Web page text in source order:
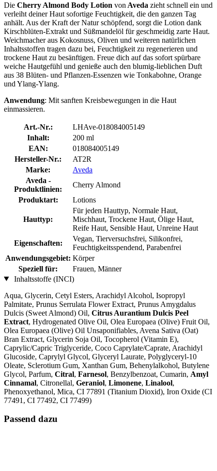
Die Cherry Almond Body Lotion von Aveda zieht schnell ein und
verleiht deiner Haut sofortige Feuchtigkeit, die den ganzen Tag
anhält. Aus der Kraft der Natur schöpfend, sorgt die Lotion dank
Kirschblüten-Extrakt und Süßmandelöl für geschmeidig zarte Haut.
Weichmacher aus Kokosnuss, Oliven und weiteren natürlichen
Inhaltsstoffen tragen dazu bei, Feuchtigkeit zu regenerieren und
trockene Haut zu besänftigen. Freue dich auf das sofort spürbare
weiche Hautgefühl und genieße auch den blumig-lieblichen Duft
aus 38 Blüten- und Pflanzen-Essenzen wie Tonkabohne, Orange
und Ylang-Ylang.
Anwendung: Mit sanften Kreisbewegungen in die Haut
einmassieren.
Art.-Nr.:
LHAve-018084005149
Inhalt:
200 ml
EAN:
018084005149
Hersteller-Nr.:
AT2R
Marke:
Aveda
Aveda -
Produktlinien:
Cherry Almond
Produktart:
Lotions
Hauttyp:
Für jeden Hauttyp, Normale Haut,
Mischhaut, Trockene Haut, Ölige Haut,
Reife Haut, Sensible Haut, Unreine Haut
Eigenschaften:
Vegan, Tierversuchsfrei, Silikonfrei,
Feuchtigkeitsspendend, Parabenfrei
Anwendungsgebiet: Körper
Speziell für:
Frauen, Männer
Inhaltsstoffe (INCI)
Aqua, Glycerin, Cetyl Esters, Arachidyl Alcohol, Isopropyl
Palmitate, Prunus Serrulata Flower Extract, Prunus Amygdalus
Dulcis (Sweet Almond) Oil, Citrus Aurantium Dulcis Peel
Extract, Hydrogenated Olive Oil, Olea Europaea (Olive) Fruit Oil,
Olea Europaea (Olive) Oil Unsaponifiables, Avena Sativa (Oat)
Bran Extract, Glycerin Soja Oil, Tocopherol (Vitamin E),
Caprylic/Capric Triglyceride, Coco Caprylate/Caprate, Arachidyl
Glucoside, Caprylyl Glycol, Glyceryl Laurate, Polyglyceryl-10
Oleate, Sclerotium Gum, Xanthan Gum, Behenylalkohol, Butylene
Glycol, Parfum, Citral, Farnesol, Benzylbenzoat, Cumarin, Amyl
Cinnamal, Citronellal, Geraniol, Limonene, Linalool,
Phenoxyethanol, Mica, CI 77891 (Titanium Dioxid), Iron Oxide (CI
77491, CI 77492, CI 77499)
Passend dazu